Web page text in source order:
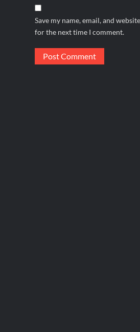
Save my name, email, and
for the next time I comment.